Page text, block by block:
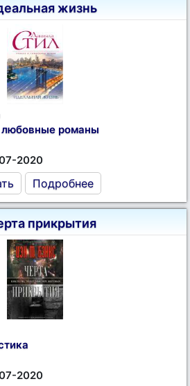
жизнь
романы
2020
Подробнее
прикрытия
2020